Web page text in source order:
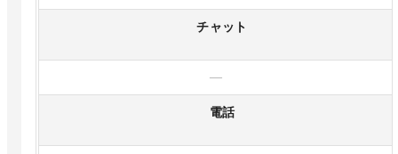
チャット
—
電話